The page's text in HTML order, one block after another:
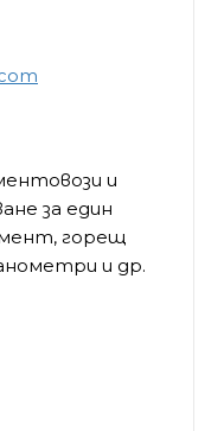
и
за един
горещ
и др.